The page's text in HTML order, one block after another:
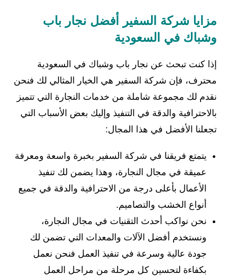
مزايا شركة السفير أفضل نجار باب
وشباك في السعودية
إذا كنت تبحث عن نجار باب وشباك في السعودية
محترف، فإن شركة السفير هي الخيار المثالي لك فنحن
نقدم لك مجموعة شاملة من خدمات النجارة التي تتميز
بالاحترافية والدقة في التنفيذ وإليك بعض الأسباب التي
تجعلنا الأفضل في هذا المجال:
يتمتع فريقنا في شركة السفير بخبرة واسعة ومعرفة
عميقة في مجال النجارة، وهذا يضمن لك تنفيذ
الأعمال بأعلى درجة من الاحترافية والدقة في جميع
أنواع الخشب والتصاميم.
نحن نواكب أحدث التقنيات في مجال النجارة،
ونستخدم أفضل الآلات والمعدات التي تضمن لك
جودة عالية وسرعة في تنفيذ العمل فنحن نعمل
بكفاءة لتحسين كل مرحلة من مراحل العمل